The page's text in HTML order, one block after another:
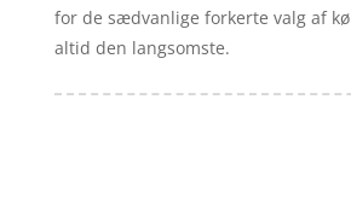
for de sædvanlige forkerte valg af
altid den langsomste.